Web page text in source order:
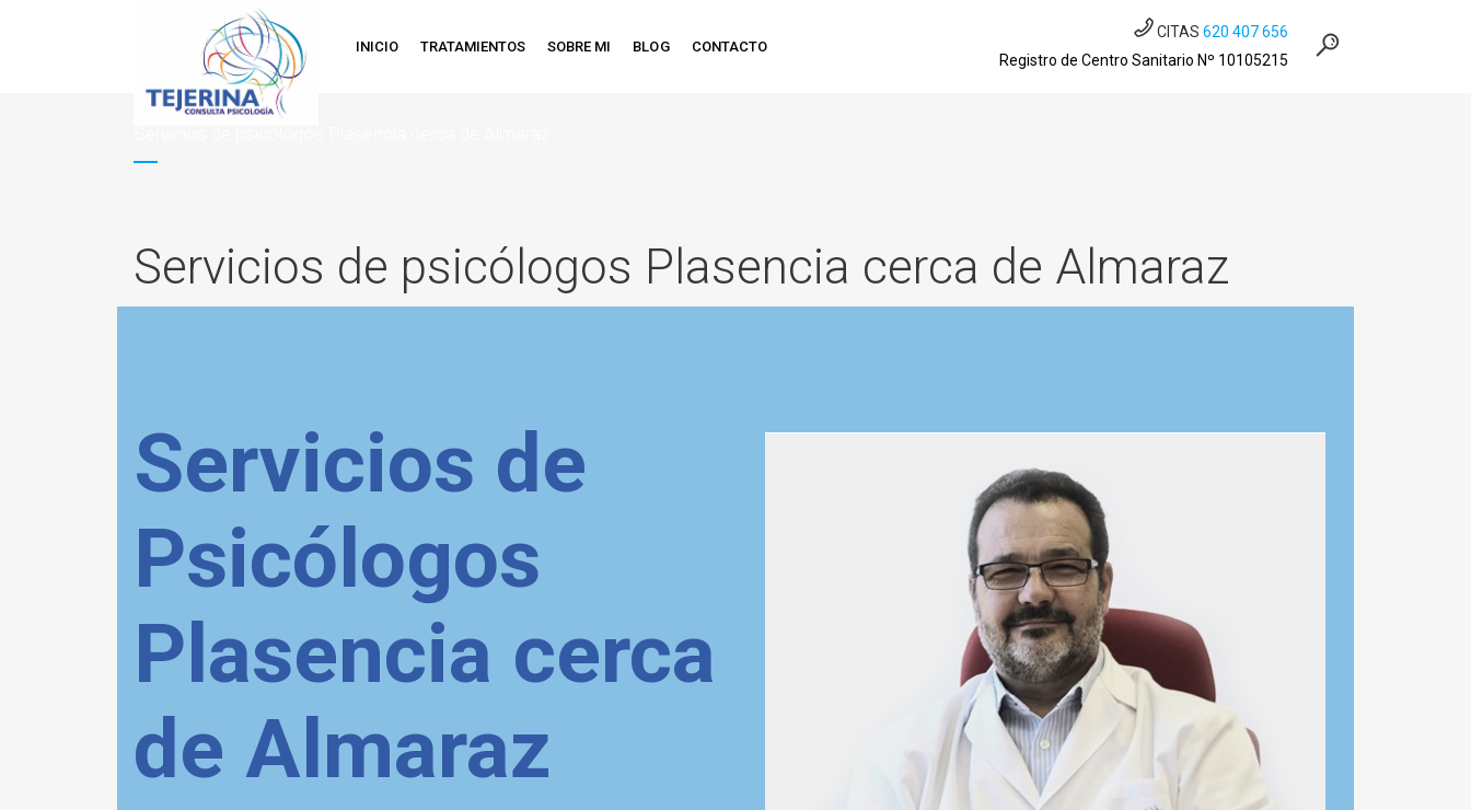
CITAS 620 407 656
Registro de Centro Sanitario Nº 10105215
INICIO TRATAMIENTOS SOBRE MI BLOG CONTACTO
Servicios de psicólogos Plasencia cerca de Almaraz
Servicios de
Psicólogos
Plasencia cerca
de Almaraz